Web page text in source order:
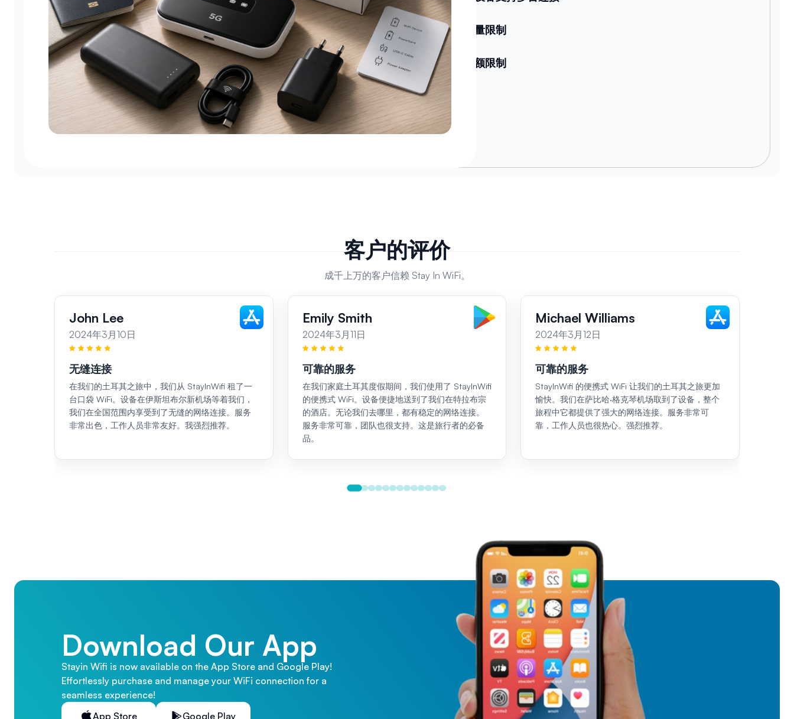
无流量限制
无配额限制
客户的评价
成千上万的客户信赖 Stay In WiFi。
John Lee
2024年3月10日
无缝连接
在我们的土耳其之旅中，我们从 StayInWifi 租了一
台口袋 WiFi。设备在伊斯坦布尔新机场等着我们，
我们在全国范围内享受到了无缝的网络连接。服务
非常出色，工作人员非常友好。我强烈推荐。
Emily Smith
2024年3月11日
可靠的服务
在我们家庭土耳其度假期间，我们使用了 StayInWifi
的便携式 WiFi。设备便捷地送到了我们在特拉布宗
的酒店。无论我们去哪里，都有稳定的网络连接。
服务非常可靠，团队也很支持。这是旅行者的必备
品。
Michael Williams
2024年3月12日
可靠的服务
StayInWifi 的便携式 WiFi 让我们的土耳其之旅更加
愉快。我们在萨比哈·格克琴机场取到了设备，整个
旅程中它都提供了强大的网络连接。服务非常可
靠，工作人员也很热心。强烈推荐。
Download Our App
Stayin Wifi is now available on the App Store and Google Play!
Effortlessly purchase and manage your WiFi connection for a
seamless experience!
App Store
Google Play